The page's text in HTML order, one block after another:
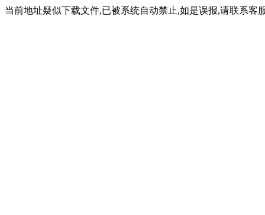
当前地址疑似下载文件,已被系统自动禁止,如是误报,请联系客